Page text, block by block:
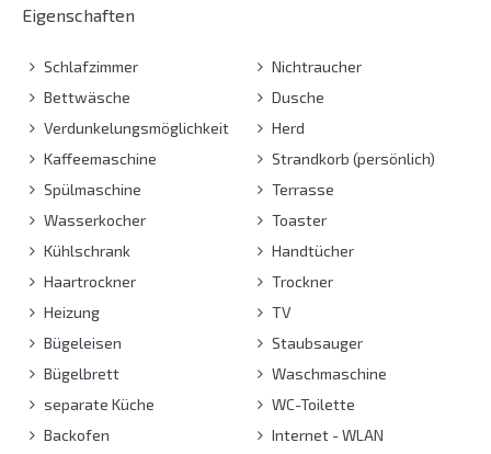
Eigenschaften
Schlafzimmer
Bettwäsche
Verdunkelungsmöglichkeit
Kaffeemaschine
Spülmaschine
Wasserkocher
Kühlschrank
Haartrockner
Heizung
Bügeleisen
Bügelbrett
separate Küche
Backofen
Nichtraucher
Dusche
Herd
Strandkorb (persönlich)
Terrasse
Toaster
Handtücher
Trockner
TV
Staubsauger
Waschmaschine
WC-Toilette
Internet - WLAN